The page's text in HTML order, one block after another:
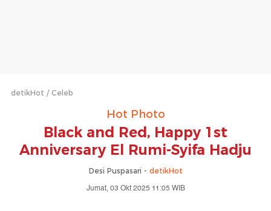
detikHot Celeb
Hot Photo
Black and Red, Happy 1st
Anniversary El Rumi-Syifa Hadju
Desi Puspasari - detikHot
Jumat, 03 Okt 2025 11:05 WIB